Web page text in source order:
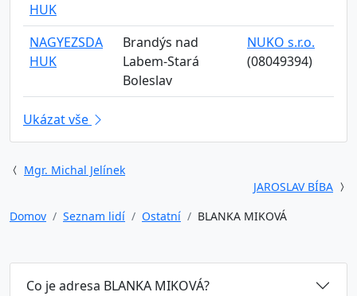
HUK
NAGYEZSDA
HUK
Brandýs nad
Labem-Stará
Boleslav
NUKO s.r.o.
(08049394)
Ukázat vše
Mgr. Michal Jelínek
JAROSLAV BÍBA
Domov
Seznam lidí Ostatní BLANKA MIKOVÁ
Co je adresa BLANKA MIKOVÁ?